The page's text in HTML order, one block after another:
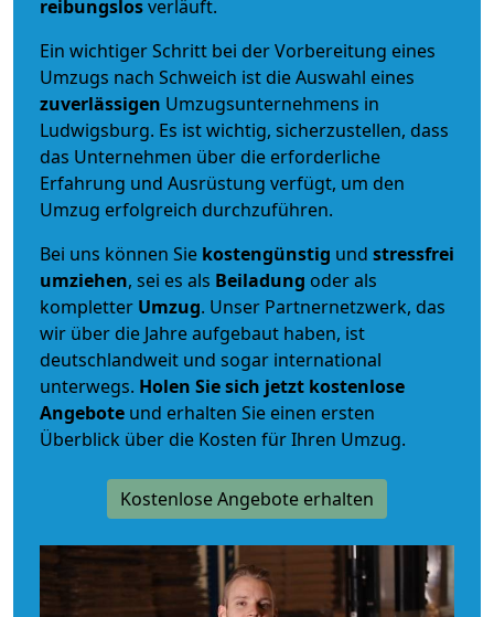
reibungslosverläuft.
Ein wichtiger Schritt bei der Vorbereitung eines
Umzugs nach Schweich ist die Auswahl eines
zuverlässigen Umzugsunternehmens in
Ludwigsburg. Es ist wichtig, sicherzustellen, dass
das Unternehmen über die erforderliche
Erfahrung und Ausrüstung verfügt, um den
Umzug erfolgreich durchzuführen.
Bei uns können Sie kostengünstig und stressfrei
umziehen, sei es als Beiladung oder als
kompletter Umzug. Unser Partnernetzwerk, das
wir über die Jahre aufgebaut haben, ist
deutschlandweit und sogar international
unterwegs. Holen Sie sich jetzt kostenlose
Angebote und erhalten Sie einen ersten
Überblick über die Kosten für Ihren Umzug.
Kostenlose Angebote erhalten